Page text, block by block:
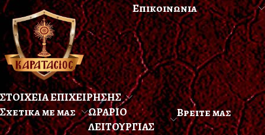
ΣΤΟΙΧΕΙΑ ΕΠΙΧΕΙΡΗΣΗΣ
Επικοινωνια
Σχετικα με μας
ΩΡΑΡΙΟ
ΛΕΙΤΟΥΡΓΙΑΣ
Βρειτε μας